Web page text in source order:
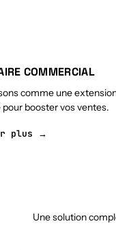
COMMERCIAL
comme une
booster vos ventes.
plus →
Une solution